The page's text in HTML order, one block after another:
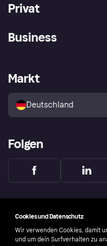
Privat
Klarna App
Shops entdecken
Käuferschutzrichtlinie
Business
Händlerportal
Markt
Deutschland
Folgen
Cookies und Datenschutz
Wir verwenden Cookies, damit
und um dein Surfverhalten zu